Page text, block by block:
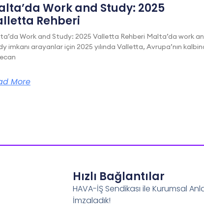
Work and Study: 2025
Rehberi
Work and Study: 2025 Valletta Rehberi Malta’da work
imkanı arayanlar için 2025 yılında Valletta, Avrupa’nın
More
Hızlı Bağlantılar
HAVA-İŞ Sendikası ile Kurumsal
İmzaladık!